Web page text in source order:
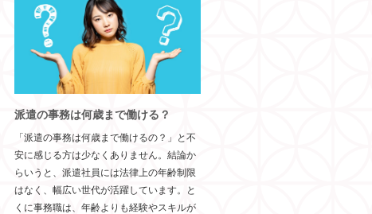
派遣の事務は何歳まで働ける？
「派遣の事務は何歳まで働けるの？」と不
安に感じる方は少なくありません。結論か
らいうと、派遣社員には法律上の年齢制限
はなく、幅広い世代が活躍しています。と
くに事務職は、年齢よりも経験やスキルが